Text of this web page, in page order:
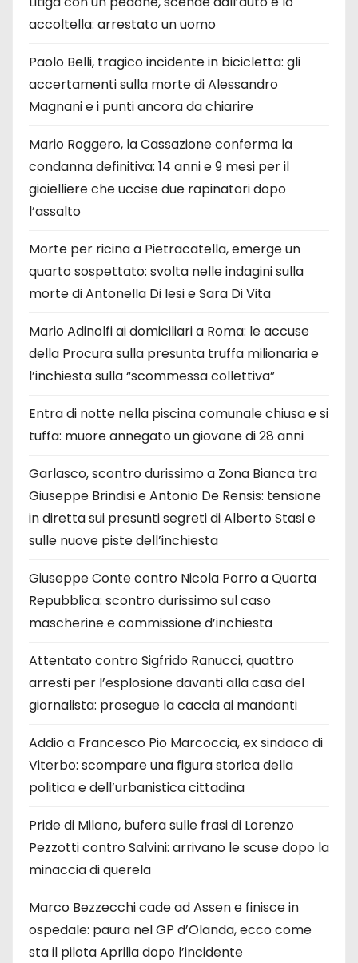
accoltella: arrestato un uomo
Paolo Belli, tragico incidente in bicicletta: gli
accertamenti sulla morte di Alessandro
Magnani e i punti ancora da chiarire
Mario Roggero, la Cassazione conferma la
condanna definitiva: 14 anni e 9 mesi per il
gioielliere che uccise due rapinatori dopo
l’assalto
Morte per ricina a Pietracatella, emerge un
quarto sospettato: svolta nelle indagini sulla
morte di Antonella Di Iesi e Sara Di Vita
Mario Adinolfi ai domiciliari a Roma: le accuse
della Procura sulla presunta truffa milionaria e
l’inchiesta sulla “scommessa collettiva”
Entra di notte nella piscina comunale chiusa e si
tuffa: muore annegato un giovane di 28 anni
Garlasco, scontro durissimo a Zona Bianca tra
Giuseppe Brindisi e Antonio De Rensis: tensione
in diretta sui presunti segreti di Alberto Stasi e
sulle nuove piste dell’inchiesta
Giuseppe Conte contro Nicola Porro a Quarta
Repubblica: scontro durissimo sul caso
mascherine e commissione d’inchiesta
Attentato contro Sigfrido Ranucci, quattro
arresti per l’esplosione davanti alla casa del
giornalista: prosegue la caccia ai mandanti
Addio a Francesco Pio Marcoccia, ex sindaco di
Viterbo: scompare una figura storica della
politica e dell’urbanistica cittadina
Pride di Milano, bufera sulle frasi di Lorenzo
Pezzotti contro Salvini: arrivano le scuse dopo la
minaccia di querela
Marco Bezzecchi cade ad Assen e finisce in
ospedale: paura nel GP d’Olanda, ecco come
sta il pilota Aprilia dopo l’incidente